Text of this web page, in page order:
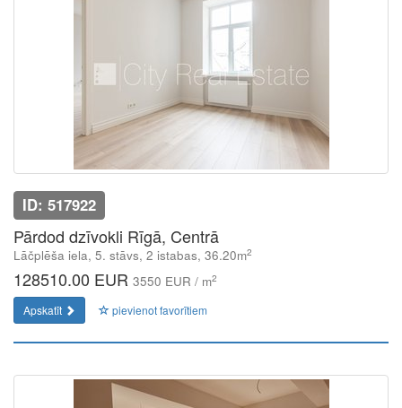
ID: 517922
Pārdod dzīvokli Rīgā, Centrā
Lāčplēša iela, 5. stāvs, 2 istabas, 36.20m2
128510.00 EUR 3550 EUR / m2
Apskatīt pievienot favorītiem